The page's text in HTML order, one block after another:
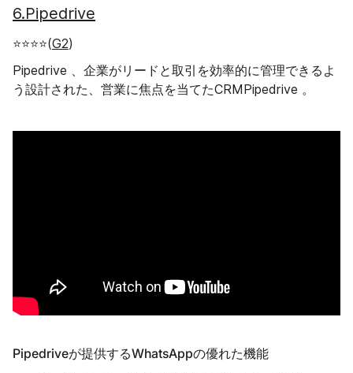
6.Pipedrive
⭐⭐⭐⭐(G2)
Pipedrive 、企業がリードと取引を効率的に管理できるよ
う設計された、営業に焦点を当てたCRMPipedrive 。
Pipedriveが提供するWhatsAppの優れた機能